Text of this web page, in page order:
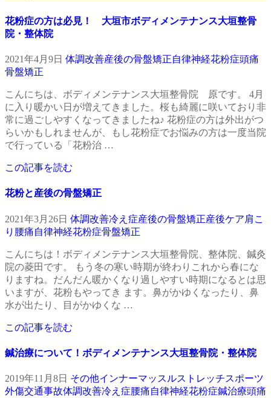
花粉症の方は必見！ 大垣市ボディメンテナンス大垣整骨
院・整体院
2021年4月9日 体調改善産後の骨盤矯正自律神経花粉症頭痛
骨盤矯正
こんにちは、ボディメンテナンス大垣整骨院 原です。 4月
に入り暖かい日が増えてきました。桜も綺麗に咲いており非
常に過ごしやすくなってきましたね♪ 花粉症の方は外出がつ
らいかもしれませんが、もし花粉症でお悩みの方は一度当院
で行っている「花粉治 …
この記事を読む
花粉と産後の骨盤矯正
2021年3月26日 体調改善冷え症産後の骨盤矯正産後ケア肩こ
り 腰痛自律神経花粉症骨盤矯正
こんにちは！ボディメンテナンス大垣整骨院、整体院、鍼灸
院の菱田です。 もう冬の寒い時期が終わりこれから春にな
りますね。だんだん暖かくなり過しやすい時期になるとは思
いますが、花粉もやってき ます。鼻がかゆくなったり、鼻
水が出たり、目がかゆくな …
この記事を読む
鍼治療について！ボディメンテナンス大垣整骨院・整体院
2019年11月8日 その他インナーマッスルストレッチスポーツ
外傷交通事故体調改善冷え症腰痛自律神経花粉症鍼治療頭痛